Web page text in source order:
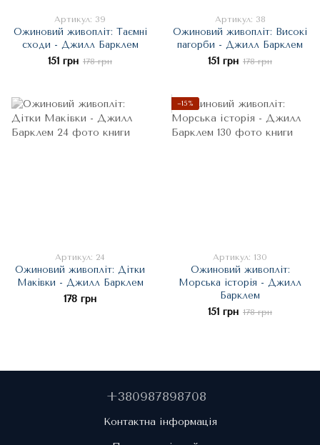
Артикул: 39
Ожиновий живопліт: Таємні
сходи - Джилл Барклем
151 грн 178 грн
Артикул: 38
Ожиновий живопліт: Високі
пагорби - Джилл Барклем
151 грн 178 грн
Артикул: 24
Ожиновий живопліт: Дітки
Маківки - Джилл Барклем
178 грн
−15%
Артикул: 130
Ожиновий живопліт:
Морська історія - Джилл
Барклем
151 грн 178 грн
+380987898708
Контактна інформація